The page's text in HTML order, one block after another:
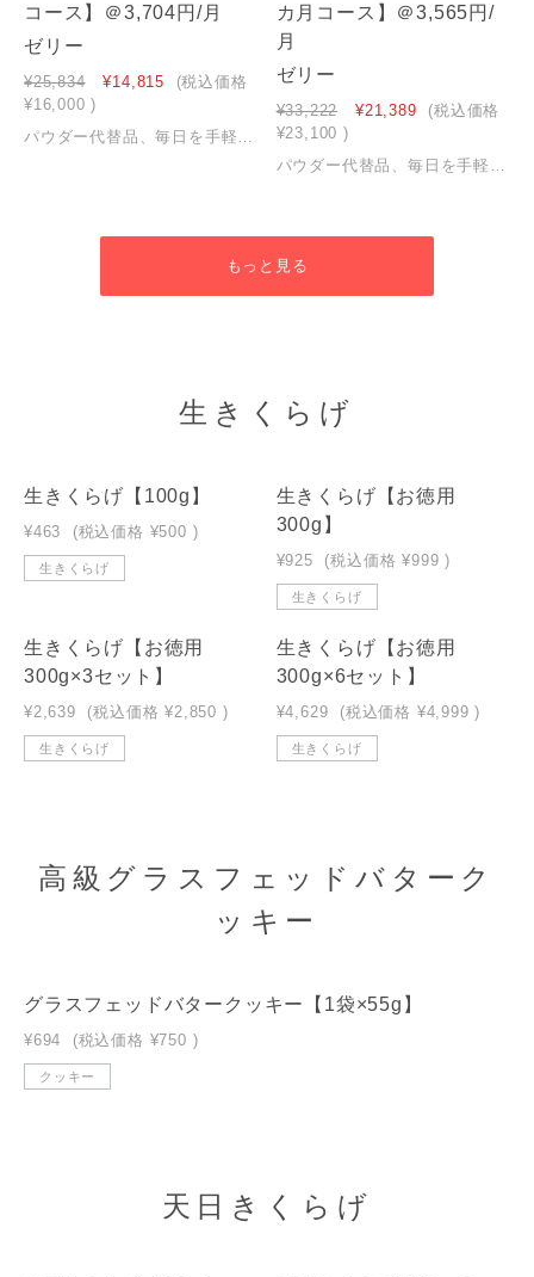
コース】＠3,704円/月
ゼリー
¥25,834 ¥14,815
(税込価格
¥16,000 )
カ月コース】＠3,565円/
月
ゼリー
¥33,222 ¥21,389
(税込価格
¥23,100 )
もっと見る
生きくらげ
生きくらげ【100g】
¥463 (税込価格 ¥500 )
生きくらげ
生きくらげ【お徳用
300g】
¥925 (税込価格 ¥999 )
生きくらげ
生きくらげ【お徳用
300g×3セット】
¥2,639 (税込価格 ¥2,850 )
生きくらげ
生きくらげ【お徳用
300g×6セット】
¥4,629 (税込価格 ¥4,999 )
生きくらげ
高級グラスフェッドバターク
ッキー
グラスフェッドバタークッキー【1袋×55g】
¥694 (税込価格 ¥750 )
クッキー
天日きくらげ